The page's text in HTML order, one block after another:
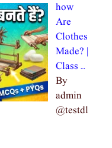
how
Are
Clothes
Made? |
Class …
By
admin
@testdl